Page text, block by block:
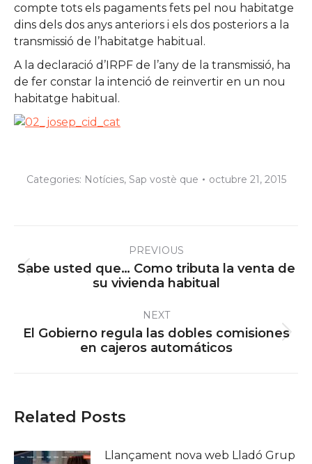
compte tots els pagaments fets pel nou habitatge
dins dels dos anys anteriors i els dos posteriors a la
transmissió de l’habitatge habitual.
A la declaració d’IRPF de l’any de la transmissió, ha
de fer constar la intenció de reinvertir en un nou
habitatge habitual.
Categories: Notícies, Sap vostè que octubre 21, 2015
navigationPREVIOUS
Previous
post:
Sabe usted que… Como tributa la venta de
su vivienda habitual
NEXT
Next
post:
El Gobierno regula las dobles comisiones
en cajeros automáticos
Related Posts
Llançament nova web Lladó Grup